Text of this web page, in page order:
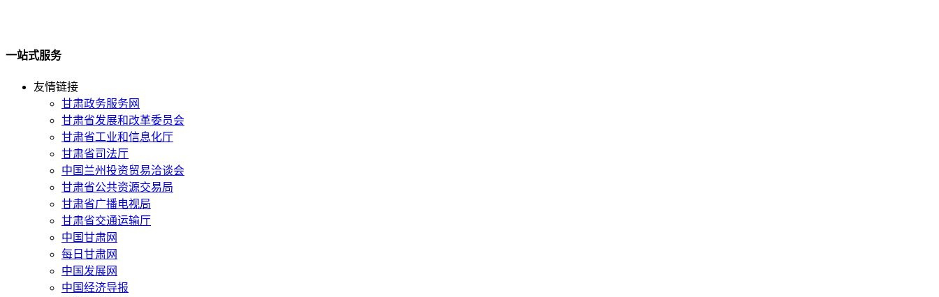
一站式服务
友情链接
甘肃政务服务网
甘肃省发展和改革委员会
甘肃省工业和信息化厅
甘肃省司法厅
中国兰州投资贸易洽谈会
甘肃省公共资源交易局
甘肃省广播电视局
甘肃省交通运输厅
中国甘肃网
每日甘肃网
中国发展网
中国经济导报